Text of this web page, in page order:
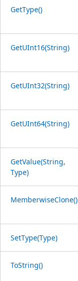
GetType()
GetUInt16(String)
GetUInt32(String)
GetUInt64(String)
GetValue(String,
Type)
MemberwiseClone()
SetType(Type)
ToString()